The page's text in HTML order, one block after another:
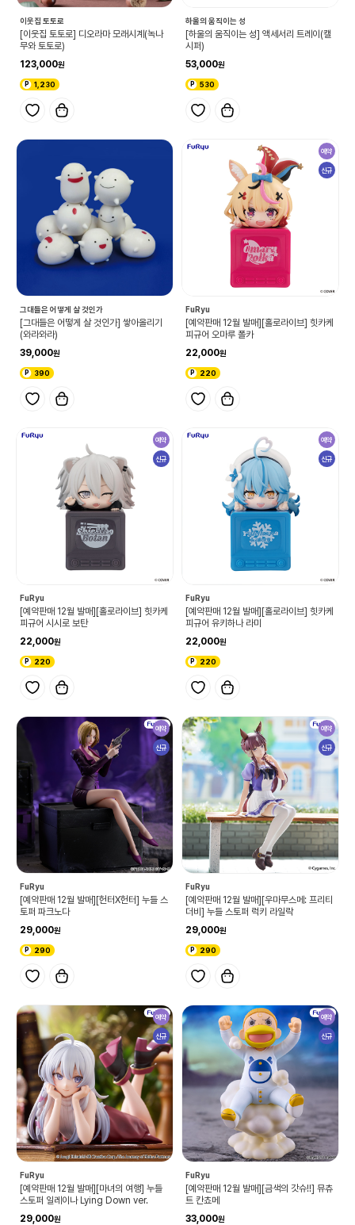
이웃집 토토로
[이웃집 토토로] 디오라마 모래시계(녹나
무와 토토로)
123,000
1,230
하울의 움직이는 성
[하울의 움직이는 성] 액세서리 트레이(캘
시퍼)
53,000
530
그대들은 어떻게 살 것인가
[그대들은 어떻게 살 것인가] 쌓아올리기
(와라와라)
39,000
390
예약
신규
FuRyu
[예약판매 12월 발매][홀로라이브] 힛카케
피규어 오마루 폴카
22,000
220
예약
신규
FuRyu
[예약판매 12월 발매][홀로라이브] 힛카케
피규어 시시로 보탄
22,000
220
예약
신규
FuRyu
[예약판매 12월 발매][홀로라이브] 힛카케
피규어 유키하나 라미
22,000
220
예약
신규
FuRyu
[예약판매 12월 발매][헌터X헌터] 누들 스
토퍼 파크노다
29,000
290
예약
신규
FuRyu
[예약판매 12월 발매][우마무스메: 프리티
더비] 누들 스토퍼 럭키 라일락
29,000
290
예약
신규
FuRyu
[예약판매 12월 발매][마녀의 여행] 누들
스토퍼 일레이나 Lying Down ver.
29,000
예약
신규
FuRyu
[예약판매 12월 발매][금색의 갓슈!!] 뮤츄
트 칸쵸메
33,000